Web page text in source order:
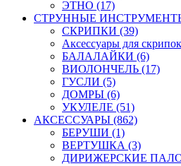
ЭТНО (17)
СТРУННЫЕ
СКРИПКИ (39)
Аксессуары для
БАЛАЛАЙКИ (6)
ВИОЛОНЧЕЛЬ (17)
ГУСЛИ (5)
ДОМРЫ (6)
УКУЛЕЛЕ (51)
АКСЕССУАРЫ (862)
БЕРУШИ (1)
ВЕРТУШКА (3)
ДИРИЖЕРСКИЕ